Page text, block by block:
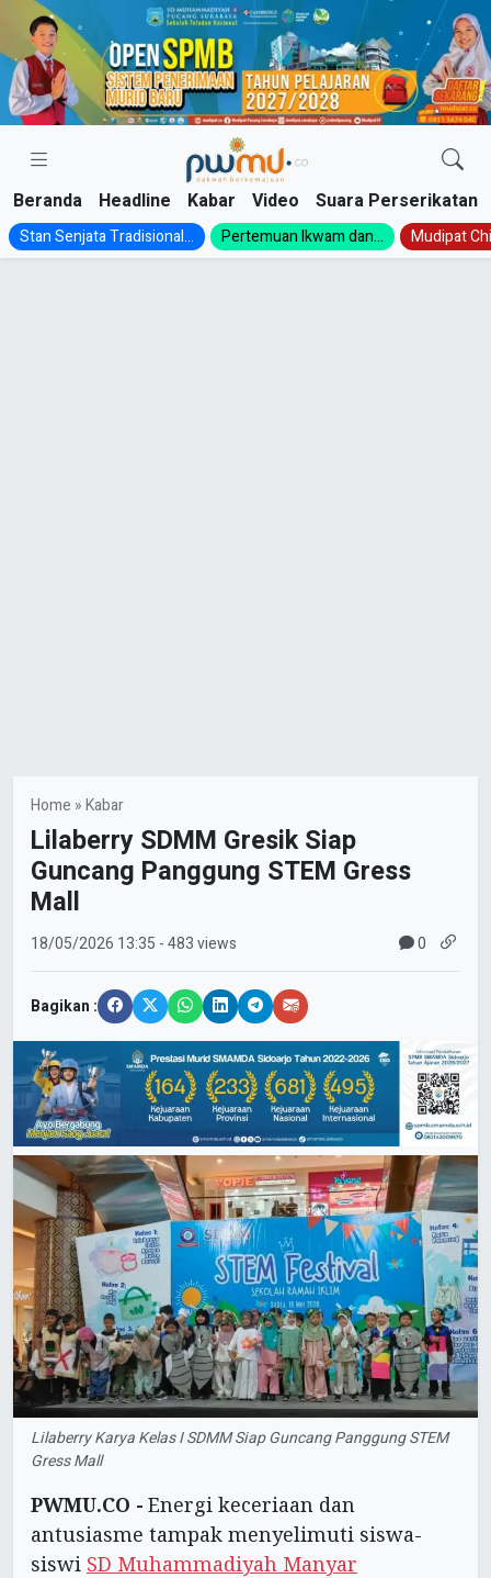
Skip
content
Beranda Headline Kabar Video Suara Perserikatan
Stan Senjata Tradisional... Pertemuan Ikwam dan... Mudipat
Home »Kabar
Lilaberry SDMM Gresik Siap
Guncang Panggung STEM Gress
Mall
18/05/2026 13:35 - 483 views 0
Bagikan :
Lilaberry Karya Kelas I SDMM Siap Guncang Panggung STEM
Gress Mall
PWMU.CO - Energi keceriaan dan
antusiasme tampak menyelimuti siswa-
siswi SD Muhammadiyah Manyar